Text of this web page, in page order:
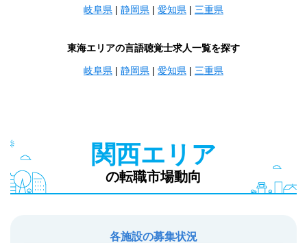
岐阜県 | 静岡県 | 愛知県 | 三重県
東海エリアの言語聴覚士求人一覧を探す
岐阜県 | 静岡県 | 愛知県 | 三重県
関西エリア
の転職市場動向
各施設の募集状況